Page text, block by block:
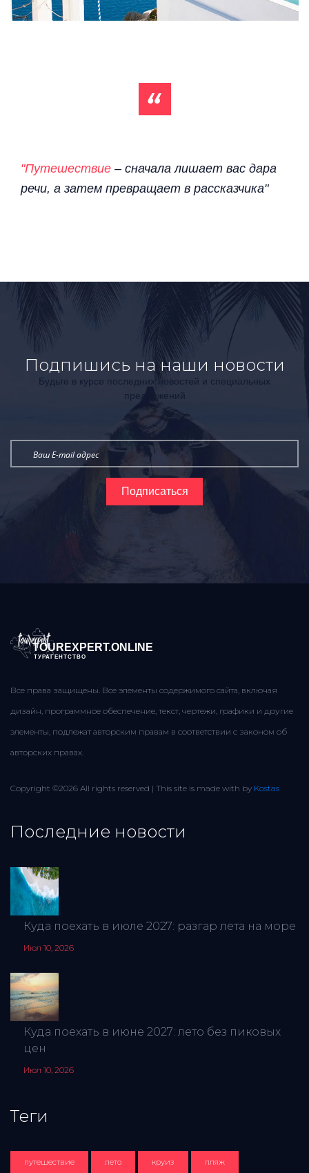
"Путешествие – сначала лишает вас дара
речи, а затем превращает в рассказчика"
Подпишись на наши новости
Будьте в курсе последних новостей и специальных
предложений
Подписаться
TOUREXPERT.ONLINE
ТУРАГЕНТСТВО
Все права защищены. Все элементы содержимого сайта, включая
дизайн, программное обеспечение, текст, чертежи, графики и другие
элементы, подлежат авторским правам в соответствии с законом об
авторских правах.
Copyright ©2026 All rights reserved | This site is made with by Kostas
Последние новости
Куда поехать в июле 2027: разгар лета на море
Июл 10, 2026
Куда поехать в июне 2027: лето без пиковых
цен
Июл 10, 2026
Теги
путешествие лето круиз пляж